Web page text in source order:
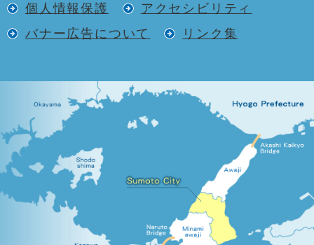
個人情報保護
アクセシビリティ
バナー広告について
リンク集